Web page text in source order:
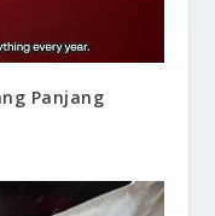
Panjang